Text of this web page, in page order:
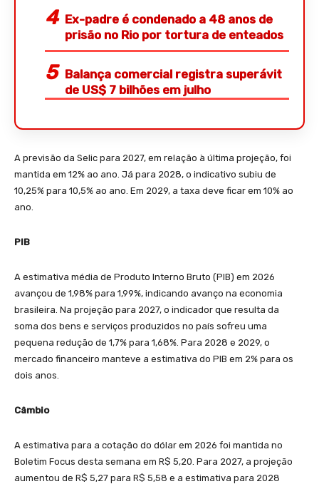
Ex-padre é condenado a 48 anos de
prisão no Rio por tortura de enteados
Balança comercial registra superávit
de US$ 7 bilhões em julho
A previsão da Selic para 2027, em relação à última projeção, foi
mantida em 12% ao ano. Já para 2028, o indicativo subiu de
10,25% para 10,5% ao ano. Em 2029, a taxa deve ficar em 10% ao
ano.
PIB
A estimativa média de Produto Interno Bruto (PIB) em 2026
avançou de 1,98% para 1,99%, indicando avanço na economia
brasileira. Na projeção para 2027, o indicador que resulta da
soma dos bens e serviços produzidos no país sofreu uma
pequena redução de 1,7% para 1,68%. Para 2028 e 2029, o
mercado financeiro manteve a estimativa do PIB em 2% para os
dois anos.
Câmbio
A estimativa para a cotação do dólar em 2026 foi mantida no
Boletim Focus desta semana em R$ 5,20. Para 2027, a projeção
aumentou de R$ 5,27 para R$ 5,58 e a estimativa para 2028